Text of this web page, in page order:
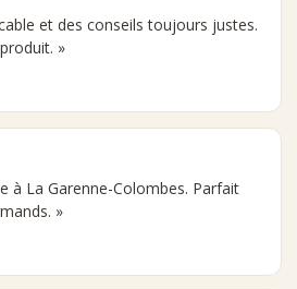
et des conseils toujours justes.
»
à La Garenne-Colombes. Parfait
»